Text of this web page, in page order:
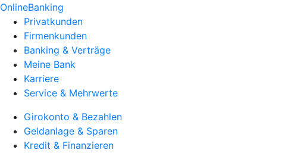
OnlineBanking
Privatkunden
Firmenkunden
Banking & Verträge
Meine Bank
Karriere
Service & Mehrwerte
Girokonto & Bezahlen
Geldanlage & Sparen
Kredit & Finanzieren